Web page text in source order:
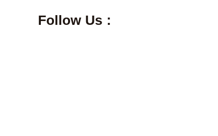
Follow Us :